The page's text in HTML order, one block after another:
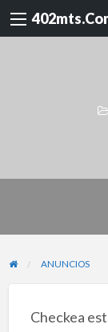
ANUNCIOS
Checkea